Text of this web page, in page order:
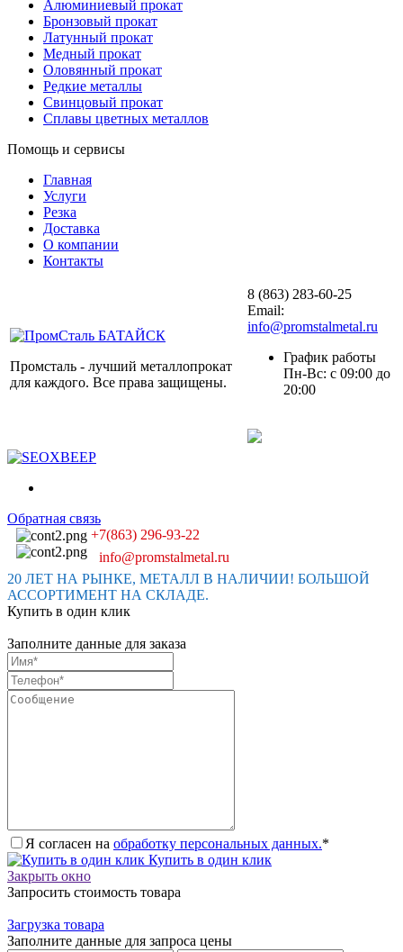
Алюминиевый прокат
Бронзовый прокат
Латунный прокат
Медный прокат
Оловянный прокат
Редкие металлы
Свинцовый прокат
Сплавы цветных металлов
Помощь и сервисы
Главная
Услуги
Резка
Доставка
О компании
Контакты
Промсталь - лучший металлопрокат
для каждого. Все права защищены.
8 (863) 283-60-25
Email:
info@promstalmetal.ru
График работы
Пн-Вс: с 09:00 до
20:00
Обратная связь
+7(863) 296-93-22
info@promstalmetal.ru
20 ЛЕТ НА РЫНКЕ, МЕТАЛЛ В НАЛИЧИИ! БОЛЬШОЙ
АССОРТИМЕНТ НА СКЛАДЕ.
Купить в один клик
Заполните данные для заказа
Я согласен на обработку персональных данных.*
Купить в один клик
Закрыть окно
Запросить стоимость товара
Загрузка товара
Заполните данные для запроса цены